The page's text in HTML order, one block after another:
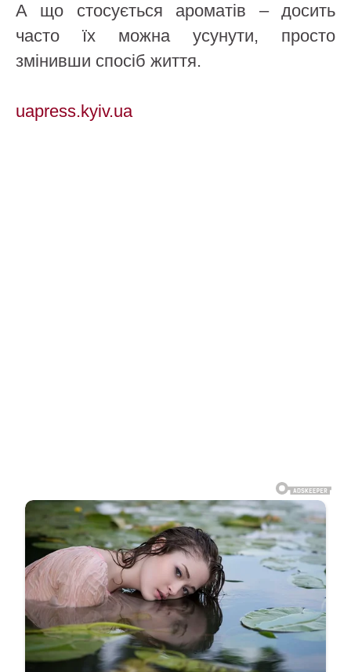
А що стосується ароматів – досить
часто їх можна усунути, просто
змінивши спосіб життя.
uapress.kyiv.ua